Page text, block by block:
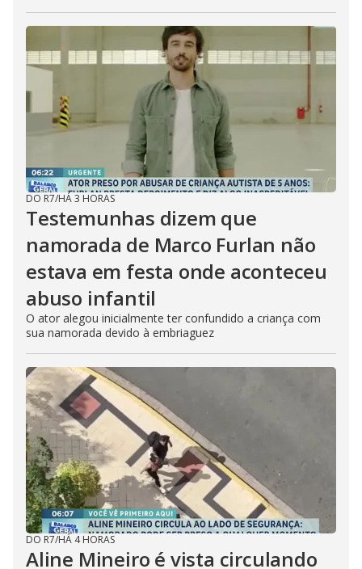
DO R7/HÁ 3 HORAS
Testemunhas dizem que
namorada de Marco Furlan não
estava em festa onde aconteceu
abuso infantil
O ator alegou inicialmente ter confundido a criança com
sua namorada devido à embriaguez
DO R7/HÁ 4 HORAS
Aline Mineiro é vista circulando